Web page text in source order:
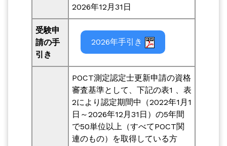
2026年12月31日
受験申
請の手
引き
2026年手引き
POCT測定認定士更新申請の資格
審査基準として、下記の表1 、表
2により 認定期間中
（2022年1月1
日～2026年12月31日）の5年間
で50単位以上（すべてPOCT関
連のもの）を取得している方